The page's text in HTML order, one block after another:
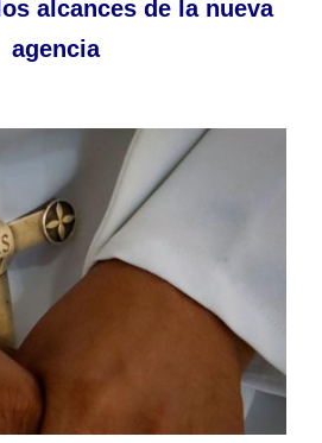
alcances de la nueva
agencia